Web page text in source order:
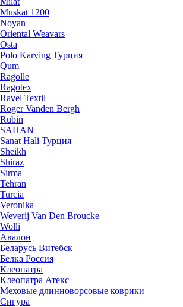
Muskat 1200
Noyan
Oriental Weavars
Osta
Polo Karving Турция
Qum
Ragolle
Ragotex
Ravel Textil
Roger Vanden Bergh
Rubin
SAHAN
Sanat Hali Турция
Sheikh
Shiraz
Sirma
Tehran
Turcia
Veronika
Weverij Van Den Broucke
Wolli
Авалон
Беларусь Витебск
Белка Россия
Клеопатра
Клеопатра Атекс
Меховые длинноворсовые коврики
Сигура